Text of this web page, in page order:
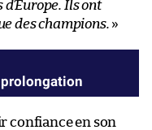
d’Europe. Ils ont
des champions. »
confiance en son